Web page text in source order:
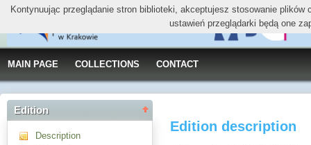
MAIN PAGE COLLECTIONS CONTACT
Edition
Description
Edition description
Kontynuując przeglądanie stron biblioteki, akceptujesz stosowanie
ustawień przeglądarki będą one